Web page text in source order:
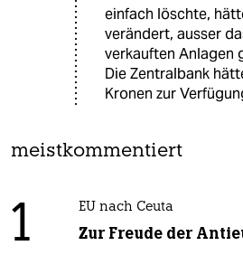
einfach löschte,
verändert, ausser
verkauften Anlagen
Die Zentralbank
Kronen zur
meistkommentiert
1 EU nach Ceuta
Zur Freude der